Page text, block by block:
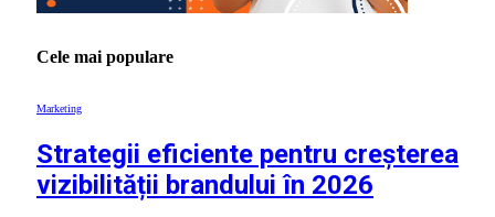
Cele mai populare
Marketing
Strategii eficiente pentru creșterea
vizibilității brandului în 2026